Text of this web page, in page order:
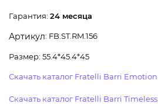
Гарантия: 24 месяца
Артикул: FB.ST.RM.156
Размер: 55.4*45.4*45
Скачать каталог Fratelli Barri Emotion
Скачать каталог Fratelli Barri Timeless